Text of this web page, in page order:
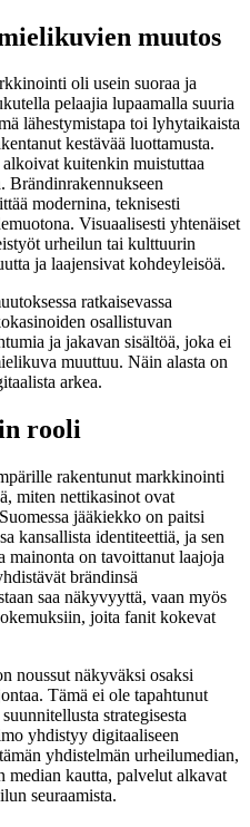
muutos
oli usein suoraa ja
pelaajia lupaamalla suuria
lähestymistapa toi lyhytaikaista
kestävää luottamusta.
kuitenkin muistuttaa
Brändinrakennukseen
modernina, teknisesti
Visuaalisesti yhtenäiset
urheilun tai kulttuurin
ja laajensivat kohdeyleisöä.
ratkaisevassa
osallistuvan
ja jakavan sisältöä, joka ei
muuttuu. Näin alasta on
arkea.
rooli
rakentunut markkinointi
miten nettikasinot ovat
jääkiekko on paitsi
kansallista identiteettiä, ja sen
mainonta on tavoittanut laajoja
brändinsä
saa näkyvyyttä, vaan myös
joita fanit kokevat
noussut näkyväksi osaksi
Tämä ei ole tapahtunut
strategisesta
yhdistyy digitaaliseen
yhdistelmän urheilumedian,
median kautta, palvelut alkavat
seuraamista.